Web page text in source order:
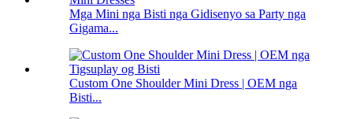
Mga Mini nga Bisti nga Gidisenyo sa Party nga
Gigama...
Custom One Shoulder Mini Dress | OEM nga
Bisti...